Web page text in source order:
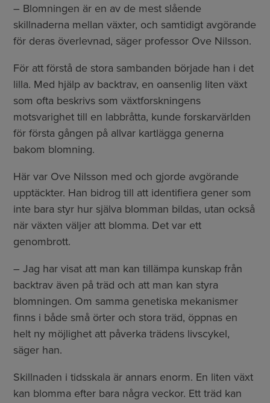
– Blomningen är en av de mest slående
skillnaderna mellan växter, och samtidigt avgörande
för deras överlevnad, säger professor Ove Nilsson.
För att förstå de stora sambanden började han i det
lilla. Med hjälp av backtrav, en oansenlig liten växt
som ofta beskrivs som växtforskningens
motsvarighet till en labbråtta, kunde forskarvärlden
för första gången på allvar kartlägga generna
bakom blomning.
Här var Ove Nilsson med och gjorde avgörande
upptäckter. Han bidrog till att identifiera gener som
inte bara styr hur själva blomman bildas, utan också
när växten väljer att blomma. Det var ett
genombrott.
– Jag har visat att man kan tillämpa kunskap från
backtrav även på träd och att man kan styra
blomningen. Om samma genetiska mekanismer
finns i både små örter och stora träd, öppnas en
helt ny möjlighet att påverka trädens livscykel,
säger han.
Skillnaden i tidsskala är annars enorm. En liten växt
kan blomma efter bara några veckor. Ett träd kan